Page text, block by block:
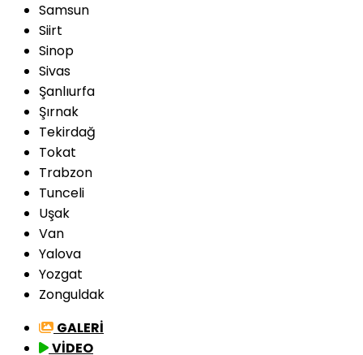
Samsun
Siirt
Sinop
Sivas
Şanlıurfa
Şırnak
Tekirdağ
Tokat
Trabzon
Tunceli
Uşak
Van
Yalova
Yozgat
Zonguldak
GALERİ
VİDEO